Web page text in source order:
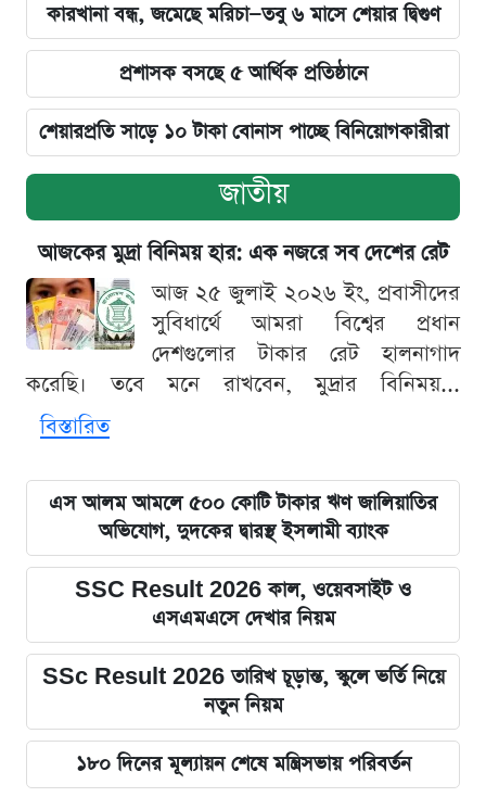
কারখানা বন্ধ, জমেছে মরিচা—তবু ৬ মাসে শেয়ার দ্বিগুণ
প্রশাসক বসছে ৫ আর্থিক প্রতিষ্ঠানে
শেয়ারপ্রতি সাড়ে ১০ টাকা বোনাস পাচ্ছে বিনিয়োগকারীরা
জাতীয়
আজকের মুদ্রা বিনিময় হার: এক নজরে সব দেশের রেট
আজ ২৫ জুলাই ২০২৬ ইং, প্রবাসীদের
সুবিধার্থে আমরা বিশ্বের প্রধান
দেশগুলোর টাকার রেট হালনাগাদ
করেছি। তবে মনে রাখবেন, মুদ্রার বিনিময়...
বিস্তারিত
এস আলম আমলে ৫০০ কোটি টাকার ঋণ জালিয়াতির
অভিযোগ, দুদকের দ্বারস্থ ইসলামী ব্যাংক
SSC Result 2026 কাল, ওয়েবসাইট ও
এসএমএসে দেখার নিয়ম
SSc Result 2026 তারিখ চূড়ান্ত, স্কুলে ভর্তি নিয়ে
নতুন নিয়ম
১৮০ দিনের মূল্যায়ন শেষে মন্ত্রিসভায় পরিবর্তন